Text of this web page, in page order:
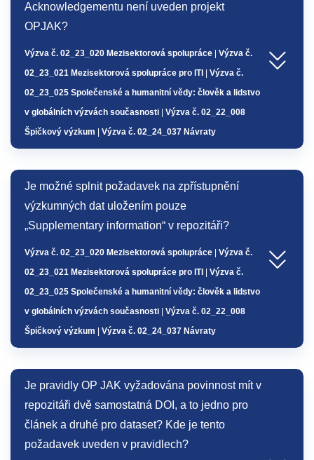
Acknowledgementu není uveden projekt
OPJAK?
Výzva č. 02_23_020 Mezisektorová spolupráce
Výzva č.
02_23_021 Mezisektorová spolupráce pro ITI
Výzva č.
02_23_025 Společenské a humanitní vědy: člověk a lidstvo
v globálních výzvách současnosti
Výzva č. 02_22_008
Špičkový výzkum
Výzva č. 02_24_037 Návraty
Je možné splnit požadavek na zpřístupnění
výzkumných dat uložením pouze
„Supplementary information“ v repozitáři?
Výzva č. 02_23_020 Mezisektorová spolupráce
Výzva č.
02_23_021 Mezisektorová spolupráce pro ITI
Výzva č.
02_23_025 Společenské a humanitní vědy: člověk a lidstvo
v globálních výzvách současnosti
Výzva č. 02_22_008
Špičkový výzkum
Výzva č. 02_24_037 Návraty
Je pravidly OP JAK vyžadována povinnost mít v
repozitáři dvě samostatná DOI, a to jedno pro
článek a druhé pro dataset? Kde je tento
požadavek uveden v pravidlech?